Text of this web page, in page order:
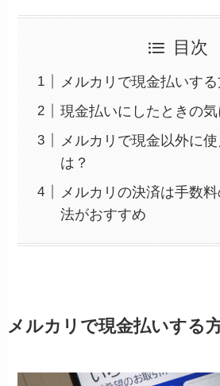
目次
メルカリで現金払いす
現金払いにしたときの
メルカリで現金以外に
は？
メルカリの決済は手数
法がおすすめ
メルカリで現金払いする